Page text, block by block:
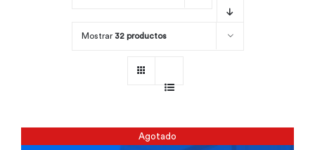
Mostrar 32 productos
Agotado